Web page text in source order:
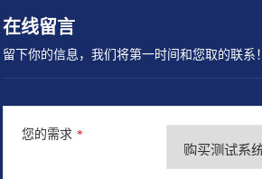
在线留言
留下你的信息，我们将第一时间和您取的联系！
您的需求 *